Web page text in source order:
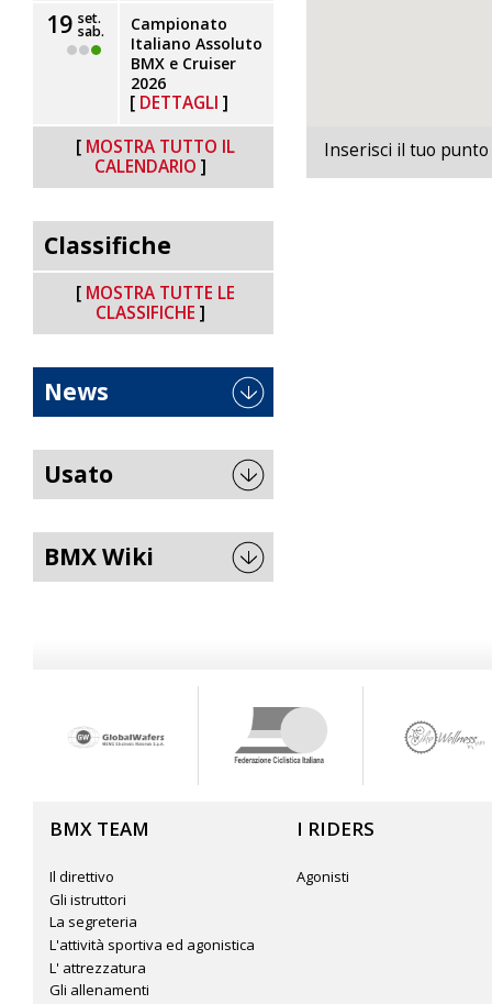
Inserisci il tuo
19 set.
sab.
Campionato
Italiano Assoluto
BMX e Cruiser
2026
DETTAGLI
MOSTRA TUTTO IL
CALENDARIO
Classifiche
MOSTRA TUTTE LE
CLASSIFICHE
News
Usato
BMX Wiki
BMX TEAM
Il direttivo
Gli istruttori
La segreteria
L'attività sportiva ed agonistica
L' attrezzatura
Gli allenamenti
I RIDERS
Agonisti